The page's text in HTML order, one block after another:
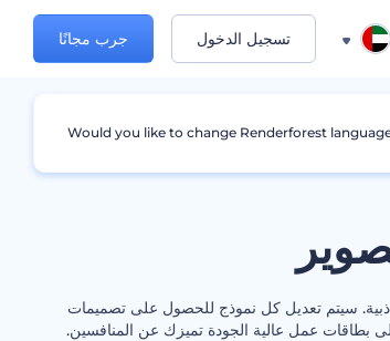
تسجيل الدخول جرب مجانًا
سيتم تعديل كل نموذج للحصول على تصميمات
بطاقات عمل عالية الجودة تميزك عن المنافسين.
Would you like to change Renderforest